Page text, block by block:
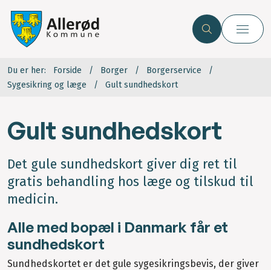
Du er her: Forside Borger
Borgerservice
Sygesikring og læge
Gult sundhedskort
Gult sundhedskort
Det gule sundhedskort giver dig ret til
gratis behandling hos læge og tilskud til
medicin.
Alle med bopæl i Danmark får et
sundhedskort
Sundhedskortet er det gule sygesikringsbevis, der giver